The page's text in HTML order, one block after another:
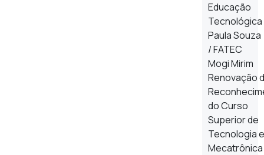
Educação
Tecnológica
Paula Souza
/ FATEC
Mogi Mirim
Renovação
do Curso
Superior de
Tecnologia
Mecatrônica